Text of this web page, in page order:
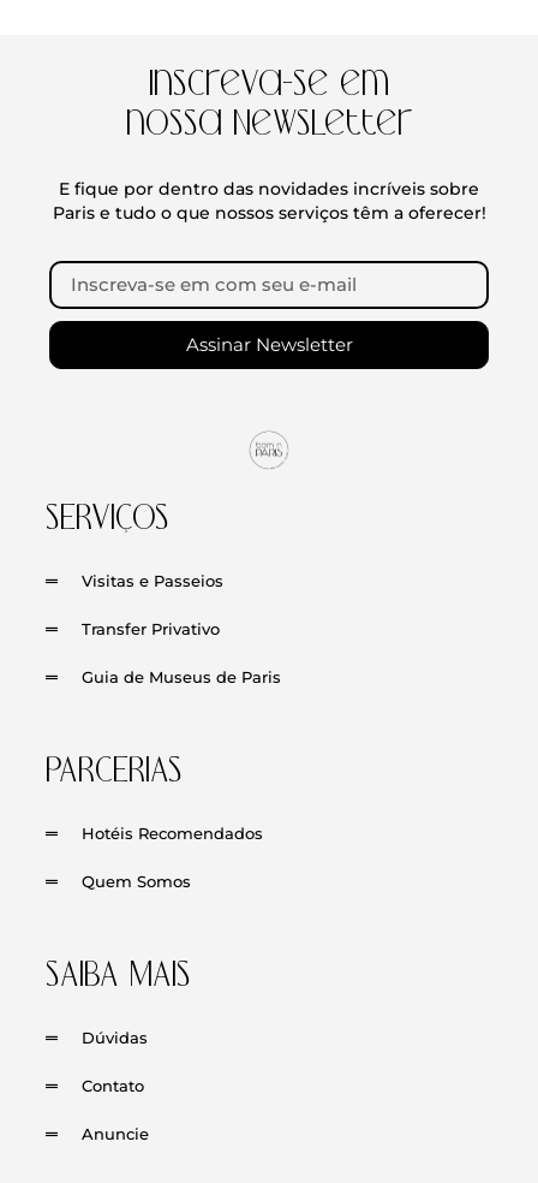
Inscreva-se em
nossa Newsletter
E fique por dentro das novidades incríveis sobre
Paris e tudo o que nossos serviços têm a oferecer!
Assinar Newsletter
SERVIÇOS
Visitas e Passeios
Transfer Privativo
Guia de Museus de Paris
PARCERIAS
Hotéis Recomendados
Quem Somos
SAIBA MAIS
Dúvidas
Contato
Anuncie